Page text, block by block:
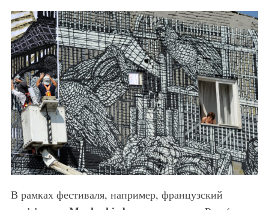
В рамках фестиваля, например, французский